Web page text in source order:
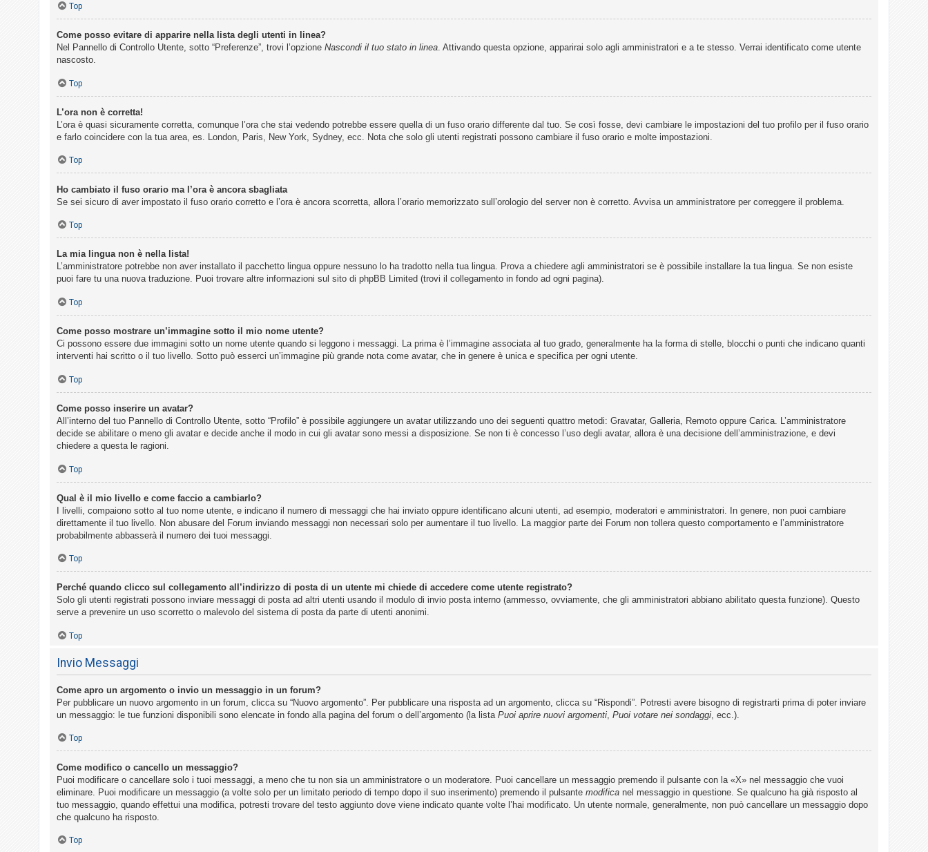
Top
Come posso evitare di apparire nella lista degli utenti in linea?
Nel Pannello di Controllo Utente, sotto “Preferenze”, trovi l’opzione Nascondi il tuo stato in linea. Attivando questa opzione, apparirai solo agli amministratori e a te stesso. Verrai identificato come utente
nascosto.
Top
L’ora non è corretta!
L’ora è quasi sicuramente corretta, comunque l’ora che stai vedendo potrebbe essere quella di un fuso orario differente dal tuo. Se così fosse, devi cambiare le impostazioni del tuo profilo per il fuso orario
e farlo coincidere con la tua area, es. London, Paris, New York, Sydney, ecc. Nota che solo gli utenti registrati possono cambiare il fuso orario e molte impostazioni.
Top
Ho cambiato il fuso orario ma l’ora è ancora sbagliata
Se sei sicuro di aver impostato il fuso orario corretto e l’ora è ancora scorretta, allora l’orario memorizzato sull’orologio del server non è corretto. Avvisa un amministratore per correggere il problema.
Top
La mia lingua non è nella lista!
L’amministratore potrebbe non aver installato il pacchetto lingua oppure nessuno lo ha tradotto nella tua lingua. Prova a chiedere agli amministratori se è possibile installare la tua lingua. Se non esiste
puoi fare tu una nuova traduzione. Puoi trovare altre informazioni sul sito di phpBB Limited (trovi il collegamento in fondo ad ogni pagina).
Top
Come posso mostrare un’immagine sotto il mio nome utente?
Ci possono essere due immagini sotto un nome utente quando si leggono i messaggi. La prima è l’immagine associata al tuo grado, generalmente ha la forma di stelle, blocchi o punti che indicano quanti
interventi hai scritto o il tuo livello. Sotto può esserci un’immagine più grande nota come avatar, che in genere è unica e specifica per ogni utente.
Top
Come posso inserire un avatar?
All’interno del tuo Pannello di Controllo Utente, sotto “Profilo” è possibile aggiungere un avatar utilizzando uno dei seguenti quattro metodi: Gravatar, Galleria, Remoto oppure Carica. L’amministratore
decide se abilitare o meno gli avatar e decide anche il modo in cui gli avatar sono messi a disposizione. Se non ti è concesso l’uso degli avatar, allora è una decisione dell’amministrazione, e devi
chiedere a questa le ragioni.
Top
Qual è il mio livello e come faccio a cambiarlo?
I livelli, compaiono sotto al tuo nome utente, e indicano il numero di messaggi che hai inviato oppure identificano alcuni utenti, ad esempio, moderatori e amministratori. In genere, non puoi cambiare
direttamente il tuo livello. Non abusare del Forum inviando messaggi non necessari solo per aumentare il tuo livello. La maggior parte dei Forum non tollera questo comportamento e l’amministratore
probabilmente abbasserà il numero dei tuoi messaggi.
Top
Perché quando clicco sul collegamento all’indirizzo di posta di un utente mi chiede di accedere come utente registrato?
Solo gli utenti registrati possono inviare messaggi di posta ad altri utenti usando il modulo di invio posta interno (ammesso, ovviamente, che gli amministratori abbiano abilitato questa funzione). Questo
serve a prevenire un uso scorretto o malevolo del sistema di posta da parte di utenti anonimi.
Top
Invio Messaggi
Come apro un argomento o invio un messaggio in un forum?
Per pubblicare un nuovo argomento in un forum, clicca su “Nuovo argomento”. Per pubblicare una risposta ad un argomento, clicca su “Rispondi”. Potresti avere bisogno di registrarti prima di poter inviare
un messaggio: le tue funzioni disponibili sono elencate in fondo alla pagina del forum o dell’argomento (la lista Puoi aprire nuovi argomenti Puoi votare nei sondaggi , ecc.).
Top
Come modifico o cancello un messaggio?
Puoi modificare o cancellare solo i tuoi messaggi, a meno che tu non sia un amministratore o un moderatore. Puoi cancellare un messaggio premendo il pulsante con la «X» nel messaggio che vuoi
eliminare. Puoi modificare un messaggio (a volte solo per un limitato periodo di tempo dopo il suo inserimento) premendo il pulsante modifica nel messaggio in questione. Se qualcuno ha già risposto al
tuo messaggio, quando effettui una modifica, potresti trovare del testo aggiunto dove viene indicato quante volte l’hai modificato. Un utente normale, generalmente, non può cancellare un messaggio dopo
che qualcuno ha risposto.
Top